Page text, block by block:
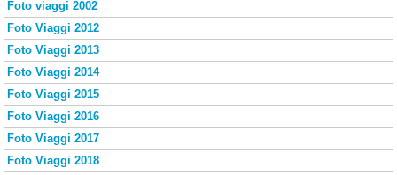
Foto viaggi 2002
Foto Viaggi 2012
Foto Viaggi 2013
Foto Viaggi 2014
Foto Viaggi 2015
Foto Viaggi 2016
Foto Viaggi 2017
Foto Viaggi 2018